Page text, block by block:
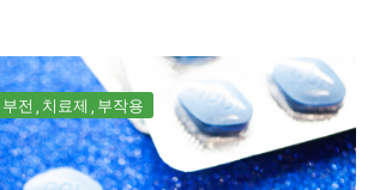
전 치료제 부작용